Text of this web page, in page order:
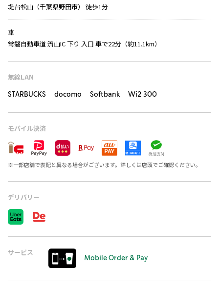
堤台松山（千葉県野田市） 徒歩1分
車
常磐自動車道 流山IC 下り 入口 車で22分（約11.1km）
無線LAN
STARBUCKS docomo Softbank Wi2 300
モバイル決済
※一部店舗で表記と異なる場合がございます。詳しくは店頭でご確認ください。
デリバリー
サービス
Mobile Order & Pay